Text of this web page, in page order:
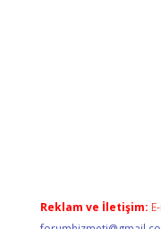
Reklam ve İletişim: